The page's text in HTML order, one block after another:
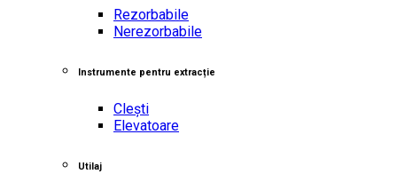
Rezorbabile
Nerezorbabile
Instrumente pentru extracție
Clești
Elevatoare
Utilaj